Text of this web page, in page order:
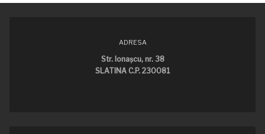
ADRESA
Str. Ionaşcu, nr. 38
SLATINA C.P. 230081